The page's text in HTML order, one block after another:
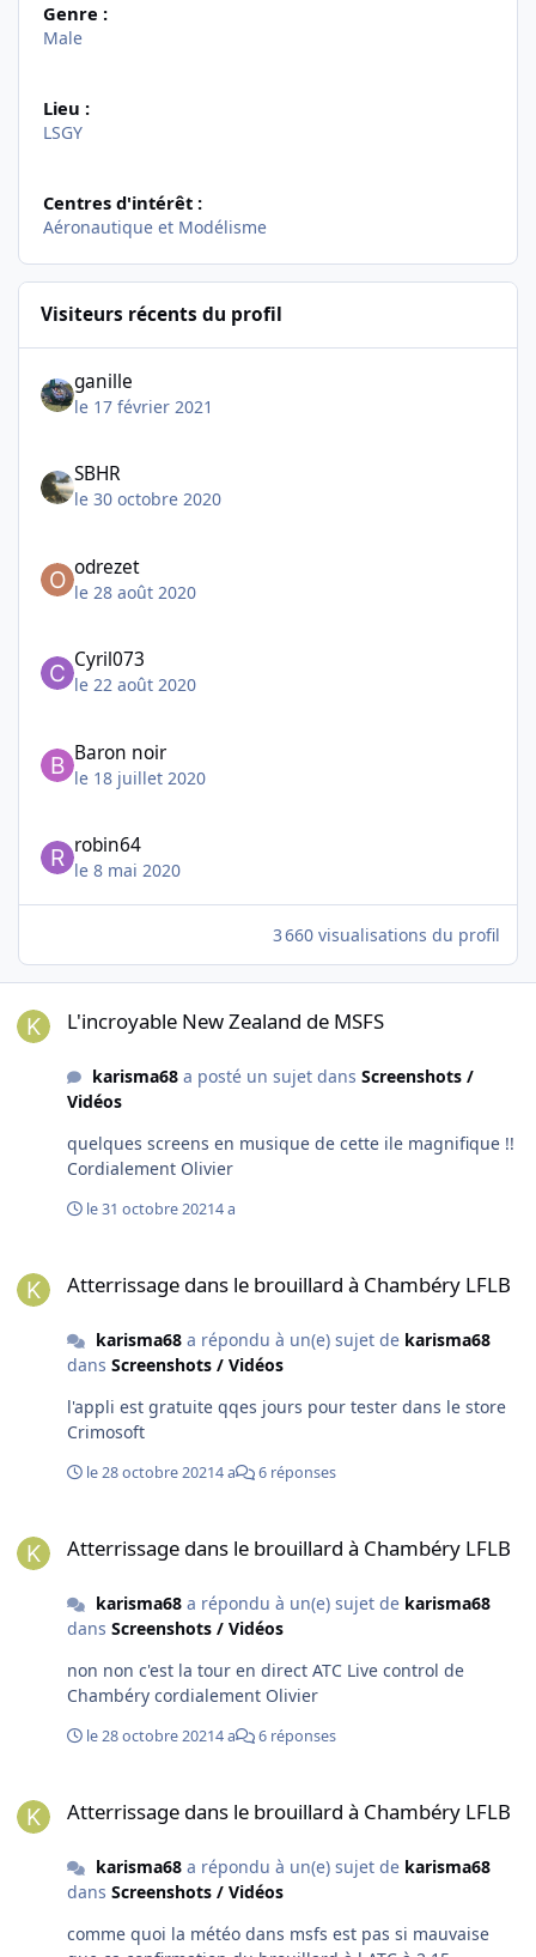
Genre :
Male
Lieu :
LSGY
Centres d'intérêt :
Aéronautique et Modélisme
Visiteurs récents du profil
ganille
le 17 février 2021
SBHR
le 30 octobre 2020
odrezet
le 28 août 2020
Cyril073
le 22 août 2020
Baron noir
le 18 juillet 2020
robin64
le 8 mai 2020
3 660 visualisations du profil
L'incroyable New Zealand de MSFS
karisma68a posté un sujet dans Screenshots /
Vidéos
quelques screens en musique de cette ile magnifique !!
Cordialement Olivier
le 31 octobre 20214 a
Atterrissage dans le brouillard à Chambéry LFLB
karisma68a répondu à un(e) sujet de karisma68
dans Screenshots / Vidéos
l'appli est gratuite qqes jours pour tester dans le store
Crimosoft
le 28 octobre 20214 a 6 réponses
Atterrissage dans le brouillard à Chambéry LFLB
karisma68a répondu à un(e) sujet de karisma68
dans Screenshots / Vidéos
non non c'est la tour en direct ATC Live control de
Chambéry cordialement Olivier
le 28 octobre 20214 a 6 réponses
Atterrissage dans le brouillard à Chambéry LFLB
karisma68a répondu à un(e) sujet de karisma68
dans Screenshots / Vidéos
comme quoi la météo dans msfs est pas si mauvaise